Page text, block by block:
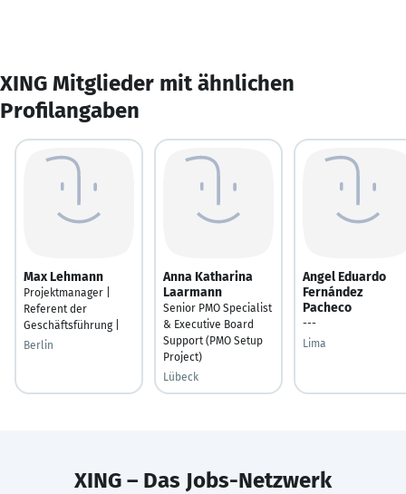
XING Mitglieder mit ähnlichen
Profilangaben
Max Lehmann
Projektmanager |
Referent der
Geschäftsführung |
Berlin
Anna Katharina
Laarmann
Senior PMO Specialist
& Executive Board
Support (PMO Setup
Project)
Lübeck
Angel Eduardo
Fernández
Pacheco
---
Lima
XING – Das Jobs-Netzwerk